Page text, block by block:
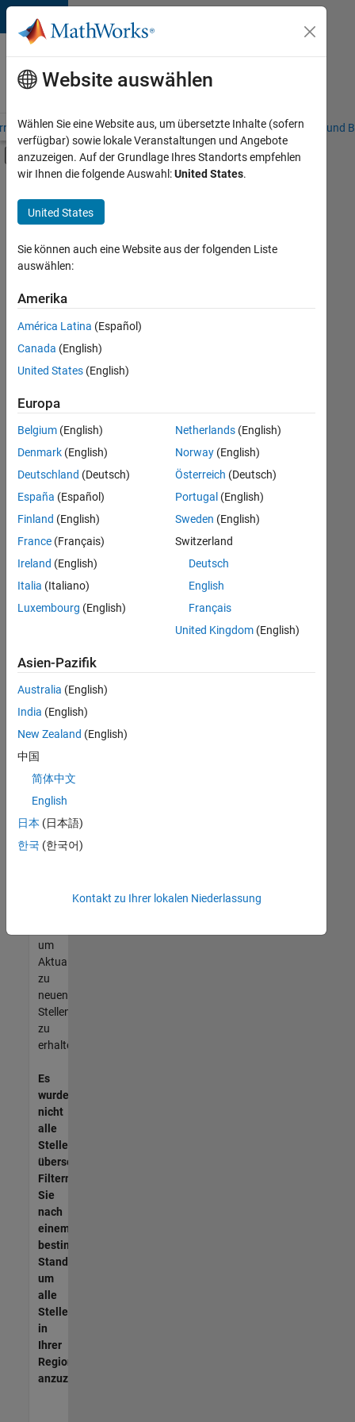
Weiter zum Inhalt
Karriere
bei
MathWorks
– Übersicht Stellensuche Niederlassungen Studierende und
Umschaltung für Off-Canvas-
Hauptinhalt
Commercial Sales
Marketing Communications
Business Model Team
Finance and Operations
+3
Derzeit
es
keine
offenen
Stellen,
Ihren
Suchkriterien
entsprechen.
können
die
Suchkriterien
weiter
fassen
oder
alle
Stellenangebote
anzeigen .
noch
keine
offenen
Stellen
können,
die
Ihren
entsprechen,
werden
unseres
um
Aktualisierungen
zu
neuen
Stellenangeboten
zu
erhalten.
Es
wurden
nicht
alle
Stellen
übersetzt.
Filtern
Sie
nach
einem
bestimmten
Standort,
um
alle
Stellenangebote
in
Ihrer
Region
anzuzeigen.
Website auswählen
Wählen Sie eine Website aus, um übersetzte Inhalte (sofern
verfügbar) sowie lokale Veranstaltungen und Angebote
anzuzeigen. Auf der Grundlage Ihres Standorts empfehlen
wir Ihnen die folgende Auswahl:United States.
United States
Sie können auch eine Website aus der folgenden Liste
auswählen:
Amerika
América Latina (Español)
Canada (English)
United States (English)
Europa
Belgium (English)
Denmark (English)
Deutschland (Deutsch)
España (Español)
Finland (English)
France (Français)
Ireland (English)
Italia (Italiano)
Luxembourg (English)
Netherlands(English)
Norway(English)
Österreich (Deutsch)
Portugal (English)
Sweden (English)
Switzerland
Deutsch
English
Français
United Kingdom(English)
Asien-Pazifik
Australia (English)
India (English)
New Zealand (English)
中国
简体中文
English
日本 (日本語)
한국 (한국어)
Kontakt zu Ihrer lokalen Niederlassung